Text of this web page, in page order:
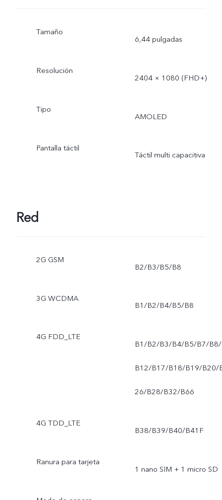
Tamaño
6,44 pulgadas
Resolución
2404 × 1080 (FHD+)
Tipo
AMOLED
Pantalla táctil
Táctil multi capacitiva
Red
2G GSM
B2/B3/B5/B8
3G WCDMA
B1/B2/B4/B5/B8
4G FDD_LTE
B1/B2/B3/B4/B5/B7/B8/
B12/B17/B18/B19/B20/
26/B28/B32/B66
4G TDD_LTE
B38/B39/B40/B41F
Ranura para tarjeta
1 nano SIM + 1 micro SD